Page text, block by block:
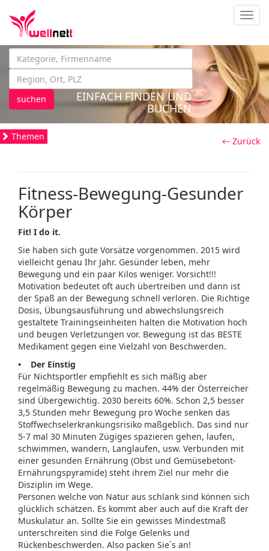
suchen
EINFACH FINDEN UND
BUCHEN
Themen ← Zurück
Fitness-Bewegung-Gesunder
Körper
Fit! I do it.
Sie haben sich gute Vorsätze vorgenommen. 2015 wird
vielleicht genau Ihr Jahr. Gesünder leben, mehr
Bewegung und ein paar Kilos weniger. Vorsicht!!!
Motivation bedeutet oft auch übertreiben und dann ist
der Spaß an der Bewegung schnell verloren. Die Richtige
Dosis, Übungsausführung und abwechslungsreich
gestaltete Trainingseinheiten halten die Motivation hoch
und beugen Verletzungen vor. Bewegung ist das BESTE
Medikament gegen eine Vielzahl von Beschwerden.
• Der Einstig
Für Nichtsportler empfiehlt es sich mäßig aber
regelmäßig Bewegung zu machen. 44% der Österreicher
sind Übergewichtig. 2030 bereits 60%. Schon 2,5 besser
3,5 Stunden mehr Bewegung pro Woche senken das
Stoffwechselerkrankungsrisiko maßgeblich. Das sind nur
5-7 mal 30 Minuten Zügiges spazieren gehen, laufen,
schwimmen, wandern, Langlaufen, usw. Verbunden mit
einer gesunden Ernährung (Obst und Gemüsebetont-
Ernährungspyramide) steht ihrem Ziel nur mehr die
Disziplin im Wege.
Personen welche von Natur aus schlank sind können sich
glücklich schätzen. Es kommt aber auch auf die Kraft der
Muskulatur an. Sollte Sie ein gewisses Mindestmaß
unterschreiten sind die Folge Gelenks und
Rückenbeschwerden. Also packen Sie`s an!